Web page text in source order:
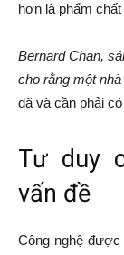
hơn là phẩm
Bernard Chan,
cho rằng một nhà
đã và cần phải
Tư duy
vấn đề
Công nghệ được